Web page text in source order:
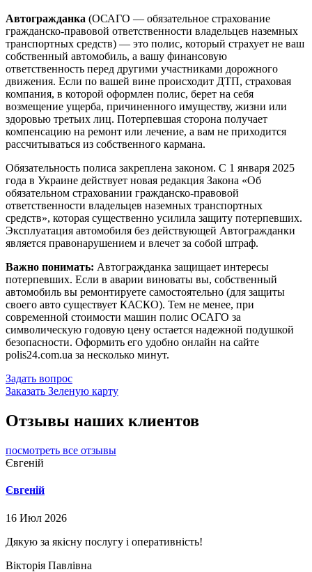
Автогражданка (ОСАГО — обязательное страхование
гражданско-правовой ответственности владельцев наземных
транспортных средств) — это полис, который страхует не ваш
собственный автомобиль, а вашу финансовую
ответственность перед другими участниками дорожного
движения. Если по вашей вине происходит ДТП, страховая
компания, в которой оформлен полис, берет на себя
возмещение ущерба, причиненного имуществу, жизни или
здоровью третьих лиц. Потерпевшая сторона получает
компенсацию на ремонт или лечение, а вам не приходится
рассчитываться из собственного кармана.
Обязательность полиса закреплена законом. С 1 января 2025
года в Украине действует новая редакция Закона «Об
обязательном страховании гражданско-правовой
ответственности владельцев наземных транспортных
средств», которая существенно усилила защиту потерпевших.
Эксплуатация автомобиля без действующей Автогражданки
является правонарушением и влечет за собой штраф.
Важно понимать: Автогражданка защищает интересы
потерпевших. Если в аварии виноваты вы, собственный
автомобиль вы ремонтируете самостоятельно (для защиты
своего авто существует КАСКО). Тем не менее, при
современной стоимости машин полис ОСАГО за
символическую годовую цену остается надежной подушкой
безопасности. Оформить его удобно онлайн на сайте
polis24.com.ua за несколько минут.
Задать вопрос
Заказать Зеленую карту
Отзывы наших клиентов
посмотреть все отзывы
Євгеній
Євгеній
16 Июл 2026
Дякую за якісну послугу і оперативність!
Вікторія Павлівна